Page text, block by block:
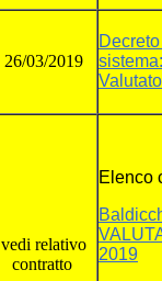
26/03/2019
vedi relativo
contratto
Elenco
2019